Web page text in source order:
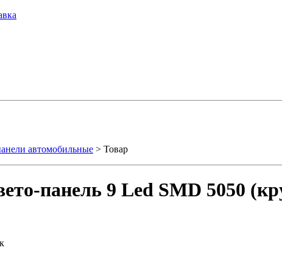
автомобильные > Товар
панель 9 Led SMD 5050